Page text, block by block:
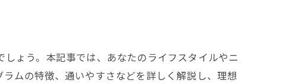
ょう。本記事では、あなたのライフスタイルやニ
ムの特徴、通いやすさなどを詳しく解説し、理想